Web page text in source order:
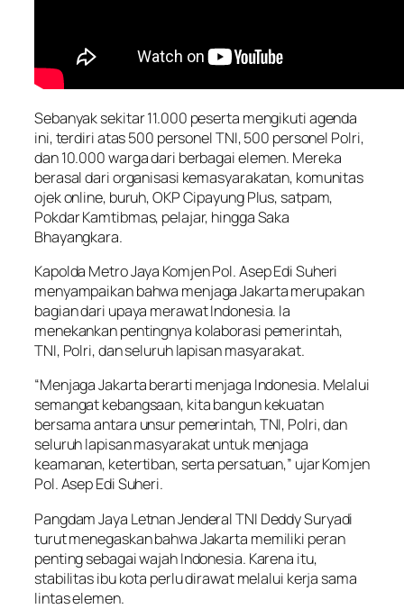
Sebanyak sekitar 11.000 peserta mengikuti agenda
ini, terdiri atas 500 personel TNI, 500 personel Polri,
dan 10.000 warga dari berbagai elemen. Mereka
berasal dari organisasi kemasyarakatan, komunitas
ojek online, buruh, OKP Cipayung Plus, satpam,
Pokdar Kamtibmas, pelajar, hingga Saka
Bhayangkara.
Kapolda Metro Jaya Komjen Pol. Asep Edi Suheri
menyampaikan bahwa menjaga Jakarta merupakan
bagian dari upaya merawat Indonesia. Ia
menekankan pentingnya kolaborasi pemerintah,
TNI, Polri, dan seluruh lapisan masyarakat.
“Menjaga Jakarta berarti menjaga Indonesia. Melalui
semangat kebangsaan, kita bangun kekuatan
bersama antara unsur pemerintah, TNI, Polri, dan
seluruh lapisan masyarakat untuk menjaga
keamanan, ketertiban, serta persatuan,” ujar Komjen
Pol. Asep Edi Suheri.
Pangdam Jaya Letnan Jenderal TNI Deddy Suryadi
turut menegaskan bahwa Jakarta memiliki peran
penting sebagai wajah Indonesia. Karena itu,
stabilitas ibu kota perlu dirawat melalui kerja sama
lintas elemen.